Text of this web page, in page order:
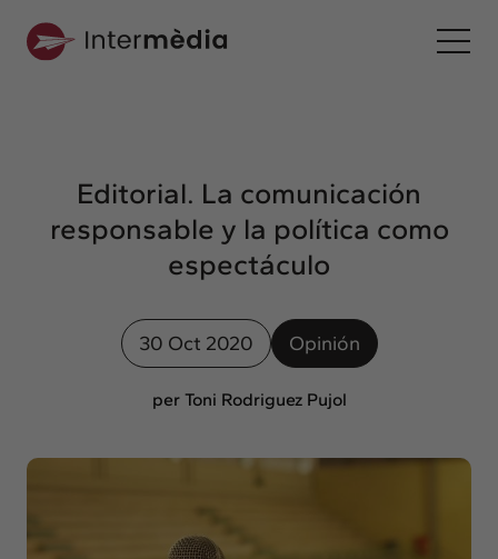
Interconexión
Nuestros servicios
Intermèdia
Clientes
Editorial. La comunicación
responsable y la política como
espectáculo
30 Oct 2020 Opinión
per Toni Rodriguez Pujol